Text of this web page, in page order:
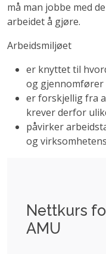
må man jobbe med
arbeidet å gjøre.
Arbeidsmiljøet
er knyttet til
og gjennomfører
er forskjellig fra
krever derfor
påvirker
og
Nettkurs
AMU